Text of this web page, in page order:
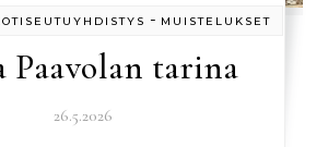
- MUISTELUKSET
Paavolan tarina
26.5.2026